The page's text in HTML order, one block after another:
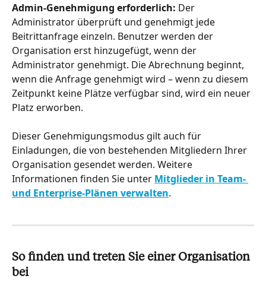
Admin-Genehmigung erforderlich: Der
Administrator überprüft und genehmigt jede
Beitrittanfrage einzeln. Benutzer werden der
Organisation erst hinzugefügt, wenn der
Administrator genehmigt. Die Abrechnung beginnt,
wenn die Anfrage genehmigt wird – wenn zu diesem
Zeitpunkt keine Plätze verfügbar sind, wird ein neuer
Platz erworben.
Dieser Genehmigungsmodus gilt auch für
Einladungen, die von bestehenden Mitgliedern Ihrer
Organisation gesendet werden. Weitere
Informationen finden Sie unter Mitglieder in Team-
und Enterprise-Plänen verwalten.
So finden und treten Sie einer Organisation
bei